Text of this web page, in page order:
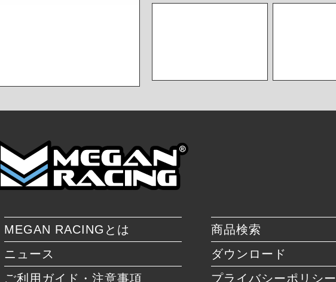
MEGAN RACINGとは
商品検索
ニュース
ダウンロード
ご利用ガイド・注意事項 プライバシーポリシー